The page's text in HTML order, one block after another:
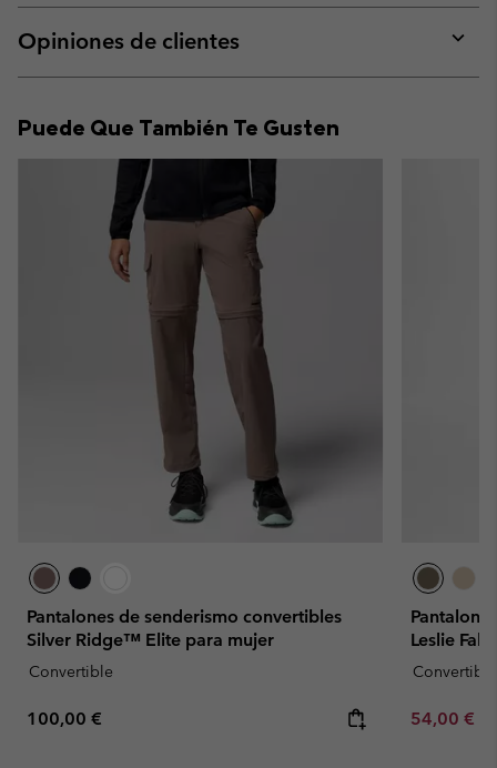
or
Opiniones de clientes
or
Puede Que También Te Gusten
Pantalones de senderismo convertibles
Silver Ridge™ Elite para mujer
Convertible
Regular price:
100,00 €
Leslie
Convertible
Minimum
54,00 €